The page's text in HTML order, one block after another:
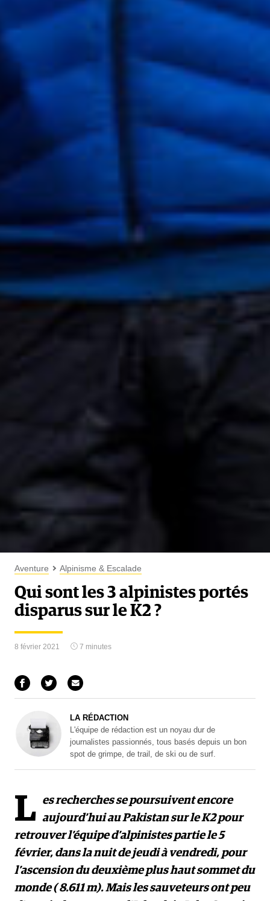
Aventure Alpinisme & Escalade
Qui sont les 3 alpinistes portés
disparus sur le K2 ?
8 février 2021 7 minutes
LA RÉDACTION
L'équipe de rédaction est un noyau dur de
journalistes passionnés, tous basés depuis un bon
spot de grimpe, de trail, de ski ou de surf.
L es recherches se poursuivent encore
aujourd’hui au Pakistan sur le K2 pour
retrouver l’équipe d’alpinistes partie le 5
février, dans la nuit de jeudi à vendredi, pour
l’ascension du deuxième plus haut sommet du
monde ( 8.611 m). Mais les sauveteurs ont peu